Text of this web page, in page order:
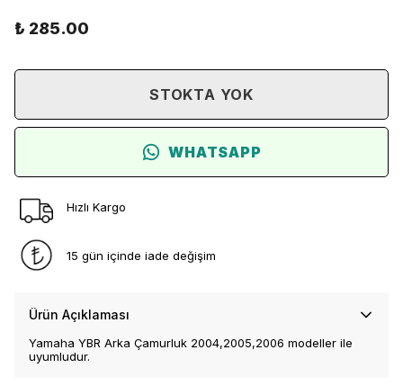
₺ 285.00
STOKTA YOK
WHATSAPP
Hızlı Kargo
15 gün içinde iade değişim
Ürün Açıklaması
Yamaha YBR Arka Çamurluk 2004,2005,2006 modeller ile
uyumludur.